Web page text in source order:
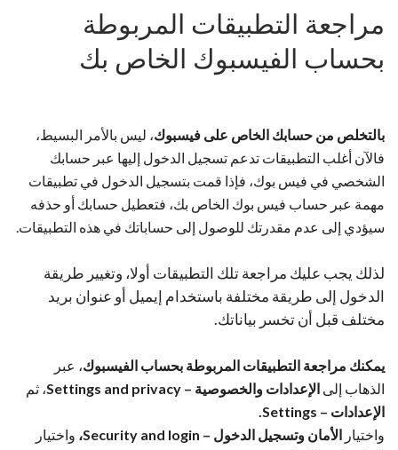
مراجعة التطبيقات المربوطة
بحساب الفيسبوك الخاص بك
بالتخلص من حسابك الخاص على فيسبوك، ليس بالأمر البسيط،
فالآن أغلب التطبيقات تدعم تسجيل الدخول إليها عبر حسابك
الشخصي في فيس بوك، فإذا قمت بتسجيل الدخول في تطبيقات
مهمة عبر حساب فيس بوك الخاص بك، فتعطيل حسابك أو حذفه
سيؤدي إلى عدم مقدرتك للوصول إلى حساباتك في هذه التطبيقات.
لذلك يجب عليك مراجعة تلك التطبيقات أولا، وتغيير طريقة
الدخول إلى طريقة مختلفة باستخدام إيميل أو عنوان بريد
مختلف قبل أن تخسر بياناتك.
يمكنك مراجعة التطبيقات المربوطة بحساب الفيسبوك، عبر
الذهاب إلى الإعدادات والخصوصية – Settings and privacy
، ثم
الإعدادات – Settings.
واختيار الأمان وتسجيل الدخول – Security and login،
واختيار